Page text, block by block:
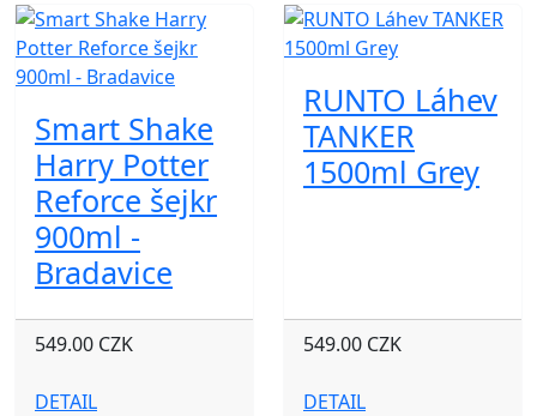
Smart Shake
Harry Potter
Reforce šejkr
900ml -
Bradavice
549.00 CZK
DETAIL
RUNTO Láhev
TANKER
1500ml Grey
549.00 CZK
DETAIL